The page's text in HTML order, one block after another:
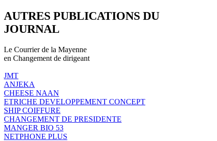
AUTRES PUBLICATIONS DU
JOURNAL
Le Courrier de la Mayenne
en Changement de dirigeant
JMT
ANJEKA
CHEESE NAAN
ETRICHE DEVELOPPEMENT CONCEPT
SHIP COIFFURE
CHANGEMENT DE PRESIDENTE
MANGER BIO 53
NETPHONE PLUS